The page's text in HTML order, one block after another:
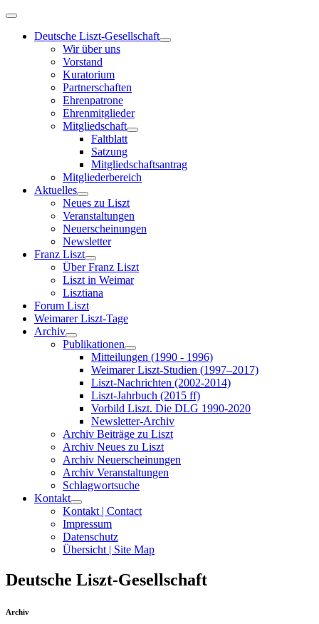
Deutsche Liszt-Gesellschaft
Wir über uns
Vorstand
Kuratorium
Partnerschaften
Ehrenpatrone
Ehrenmitglieder
Mitgliedschaft
Faltblatt
Satzung
Mitgliedschaftsantrag
Mitgliederbereich
Aktuelles
Neues zu Liszt
Veranstaltungen
Neuerscheinungen
Newsletter
Franz Liszt
Über Franz Liszt
Liszt in Weimar
Lisztiana
Forum Liszt
Weimarer Liszt-Tage
Archiv
Publikationen
Mitteilungen (1990 - 1996)
Weimarer Liszt-Studien (1997–2017)
Liszt-Nachrichten (2002-2014)
Liszt-Jahrbuch (2015 ff)
Vorbild Liszt. Die DLG 1990-2020
Newsletter-Archiv
Archiv Beiträge zu Liszt
Archiv Neues zu Liszt
Archiv Neuerscheinungen
Archiv Veranstaltungen
Schlagwortsuche
Kontakt
Kontakt | Contact
Impressum
Datenschutz
Übersicht | Site Map
Deutsche Liszt-Gesellschaft
Archiv